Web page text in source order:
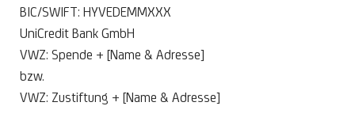
BIC/SWIFT: HYVEDEMMXXX
UniCredit Bank GmbH
VWZ: Spende + [Name & Adresse]
bzw.
VWZ: Zustiftung + [Name & Adresse]